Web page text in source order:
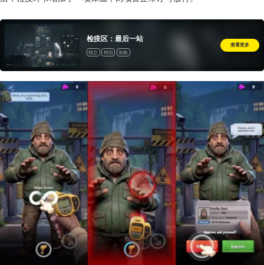
检疫区：最后一站
独立 模拟 策略
查看更多